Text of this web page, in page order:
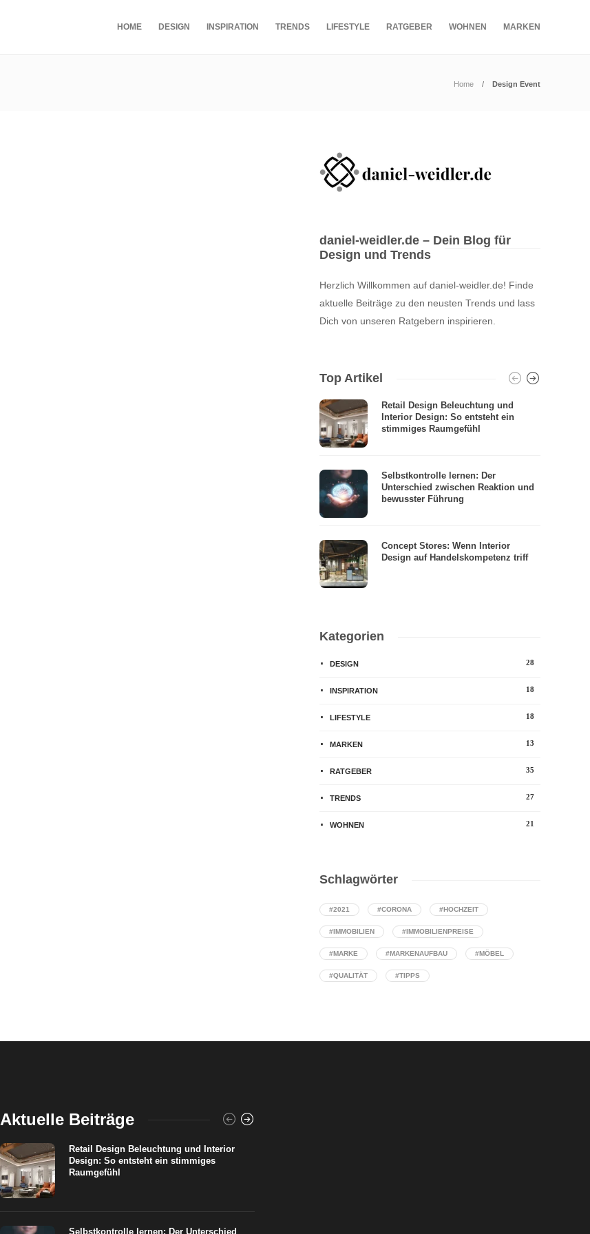
HOME DESIGN INSPIRATION TRENDS LIFESTYLE RATGEBER WOHNEN MARKEN
Home Design Event
daniel-weidler.de – Dein Blog für
Design und Trends
Herzlich Willkommen auf daniel-weidler.de! Finde
aktuelle Beiträge zu den neusten Trends und lass
Dich von unseren Ratgebern inspirieren.
Top Artikel
Retail Design Beleuchtung und
Interior Design: So entsteht ein
stimmiges Raumgefühl
Selbstkontrolle lernen: Der
Unterschied zwischen Reaktion und
bewusster Führung
Concept Stores: Wenn Interior
Design auf Handelskompetenz triff
Kategorien
DESIGN 28
INSPIRATION 18
LIFESTYLE 18
MARKEN 13
RATGEBER 35
TRENDS 27
WOHNEN 21
Schlagwörter
#2021 #CORONA #HOCHZEIT
#IMMOBILIEN #IMMOBILIENPREISE
#MARKE #MARKENAUFBAU #MÖBEL
#QUALITÄT #TIPPS
Aktuelle Beiträge
Retail Design Beleuchtung und Interior
Design: So entsteht ein stimmiges
Raumgefühl
Selbstkontrolle lernen: Der Unterschied